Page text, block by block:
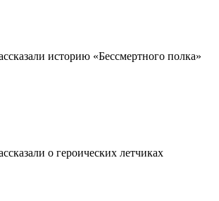
историю «Бессмертного полка»
о героических летчиках